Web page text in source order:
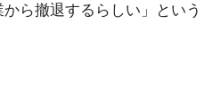
ら撤退するらしい」という